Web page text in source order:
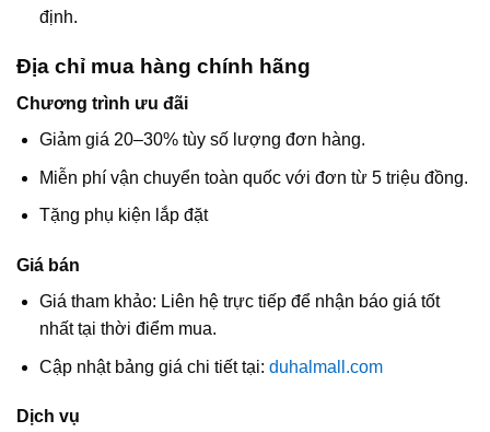
định.
Địa chỉ mua hàng chính hãng
Chương trình ưu đãi
Giảm giá 20–30% tùy số lượng đơn hàng.
Miễn phí vận chuyển toàn quốc với đơn từ 5 triệu đồng.
Tặng phụ kiện lắp đặt
Giá bán
Giá tham khảo: Liên hệ trực tiếp để nhận báo giá tốt
nhất tại thời điểm mua.
Cập nhật bảng giá chi tiết tại: duhalmall.com
Dịch vụ